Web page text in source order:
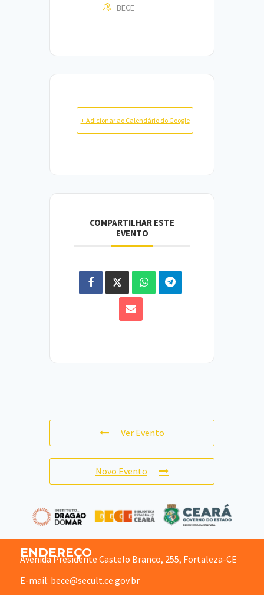
BECE
+ Adicionar ao Calendário do Google
COMPARTILHAR ESTE
EVENTO
Ver Evento
Novo Evento
ENDEREÇO
Avenida Presidente Castelo Branco, 255, Fortaleza-CE
E-mail: bece@secult.ce.gov.br